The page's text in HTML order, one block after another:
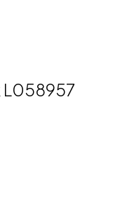
L058957